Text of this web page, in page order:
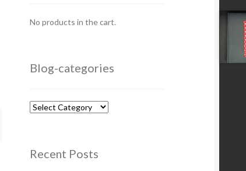
No products in the cart.
Blog-categories
Blog-
Recent Posts